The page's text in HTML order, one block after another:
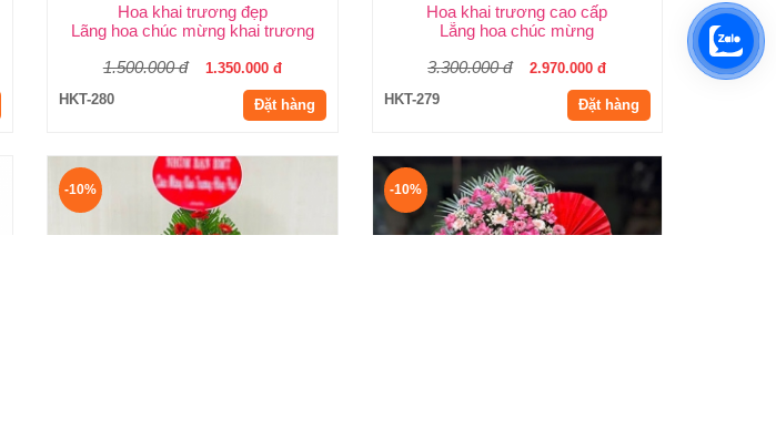
Hoa khai trương đẹp
Lãng hoa chúc mừng khai trương
1.500.000 đ
1.350.000 đ
HKT-280
Đặt hàng
Hoa khai trương cao cấp
Lẵng hoa chúc mừng
3.300.000 đ
2.970.000 đ
HKT-279
Đặt hàng
-10% -10%